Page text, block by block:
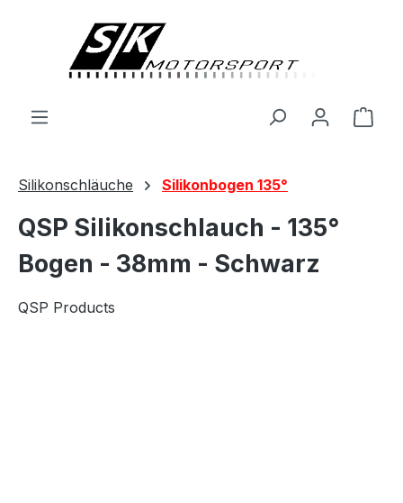
Silikonschläuche Silikonbogen 135°
QSP Silikonschlauch - 135°
Bogen - 38mm - Schwarz
QSP Products